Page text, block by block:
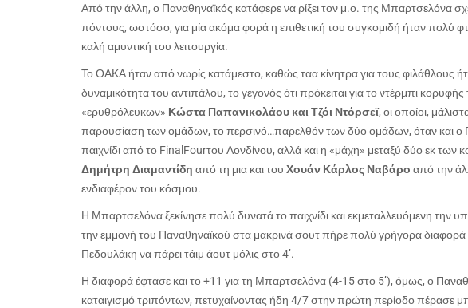
Από την άλλη, ο Παναθηναϊκός κατάφερε να ρίξει τον μ.ο. της Μπαρτσελόνα
πόντους, ωστόσο, για μία ακόμα φορά η επιθετική του συγκομιδή ήταν πολύ
καλή αμυντική του λειτουργία.
Το ΟΑΚΑ ήταν από νωρίς κατάμεστο, καθώς ταα κίνητρα για τους φιλάθλους
δυναμικότητα του αντιπάλου, το γεγονός ότι πρόκειται για το ντέρμπι
«ερυθρόλευκων» Κώστα Παπανικολάου και Τζόι Ντόρσεϊ, οι οποίοι,
παρουσίαση των ομάδων, το περσινό…παρελθόν των δύο ομάδων, όταν και ο
παιχνίδι από το Final Fourτου Λονδίνου, αλλά και η «μάχη» μεταξύ δύο εκ
Δημήτρη Διαμαντίδη από τη μια και του Χουάν Κάρλος Ναβάρο από την
ενδιαφέρον του κόσμου.
Η Μπαρτσελόνα ξεκίνησε πολύ δυνατά το παιχνίδι και εκμεταλλευόμενη την
την εμμονή του Παναθηναϊκού στα μακρινά σουτ πήρε πολύ γρήγορα
Πεδουλάκη να πάρει τάιμ άουτ μόλις στο 4’.
Η διαφορά έφτασε και το +11 για τη Μπαρτσελόνα (4-15 στο 5’), όμως, ο
καταιγισμό τριπόντων, πετυχαίνοντας ήδη 4/7 στην πρώτη περίοδο πέρασε